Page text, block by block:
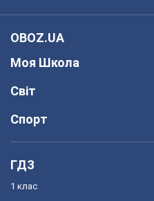
OBOZ.UA
Моя Школа
Світ
Спорт
ГДЗ
1 клас